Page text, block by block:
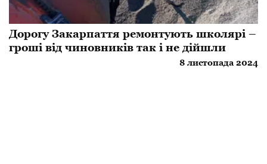
Дорогу Закарпаття ремонтують школярі –
гроші від чиновників так і не дійшли
8 листопада 2024